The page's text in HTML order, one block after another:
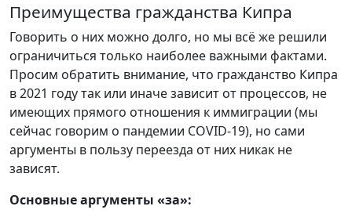
Преимущества гражданства Кипра
Говорить о них можно долго, но мы всё же решили
ограничиться только наиболее важными фактами.
Просим обратить внимание, что гражданство Кипра
в 2021 году так или иначе зависит от процессов, не
имеющих прямого отношения к иммиграции (мы
сейчас говорим о пандемии COVID-19), но сами
аргументы в пользу переезда от них никак не
зависят.
Основные аргументы «за»: